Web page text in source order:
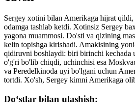
Sergey xotini bilan Amerikaga hijrat
odamga tashlab ketdi. Xotinsiz Sergey
yagona muammosi. Do'sti va qizining
kelin topishga kirishadi. Amakisining
qidiruvni boshlaydi: biri birinchi kechada
o'g'ri bo'lib chiqdi, uchinchisi esa
va Peredelkinoda uyi bo'lgani uchun
tortdi. Xo'sh, Sergey kimni Amerikaga
Do‘stlar bilan ulashish: